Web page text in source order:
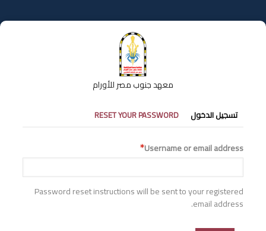
إلى
المحتوى
معهد جنوب مصر للأورام
التبويبات
الأساسية
تسجيل الدخول RESET YOUR PASSWORD
Username or email address
Password reset instructions will be sent to your registered
email address.